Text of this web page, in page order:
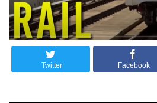
Twitter Facebook